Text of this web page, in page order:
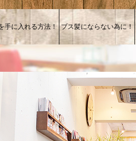
手に入れる方法！
ツヤ髪！
るツヤ髪
見直す事が・・・
「Ｑ＆Ａ」
ブス髪にならない為に！
間違っていますよ！
薄毛に効く育毛とは！
白髪染め！